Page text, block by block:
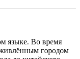
языке. Во время
городом